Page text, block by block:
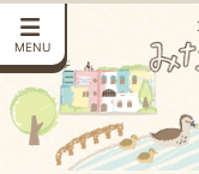
MENU